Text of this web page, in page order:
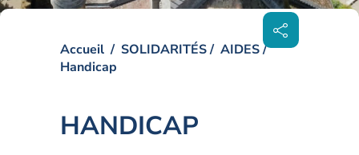
Accueil SOLIDARITÉS
AIDES
Handicap
Partager
sur les
réseaux
sociaux
HANDICAP